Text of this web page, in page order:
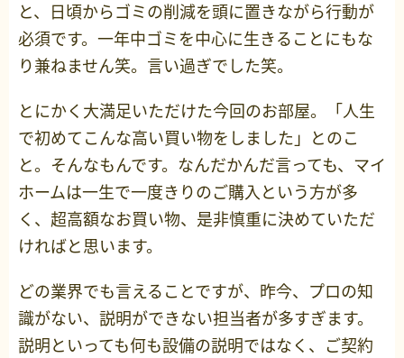
と、日頃からゴミの削減を頭に置きながら行動が
必須です。一年中ゴミを中心に生きることにもな
り兼ねません笑。言い過ぎでした笑。
とにかく大満足いただけた今回のお部屋。「人生
で初めてこんな高い買い物をしました」とのこ
と。そんなもんです。なんだかんだ言っても、マイ
ホームは一生で一度きりのご購入という方が多
く、超高額なお買い物、是非慎重に決めていただ
ければと思います。
どの業界でも言えることですが、昨今、プロの知
識がない、説明ができない担当者が多すぎます。
説明といっても何も設備の説明ではなく、ご契約